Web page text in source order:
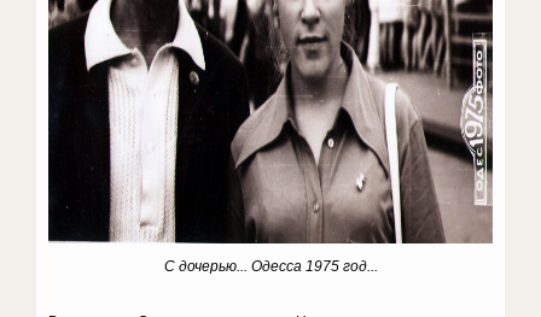
С дочерью... Одесса 1975 год...